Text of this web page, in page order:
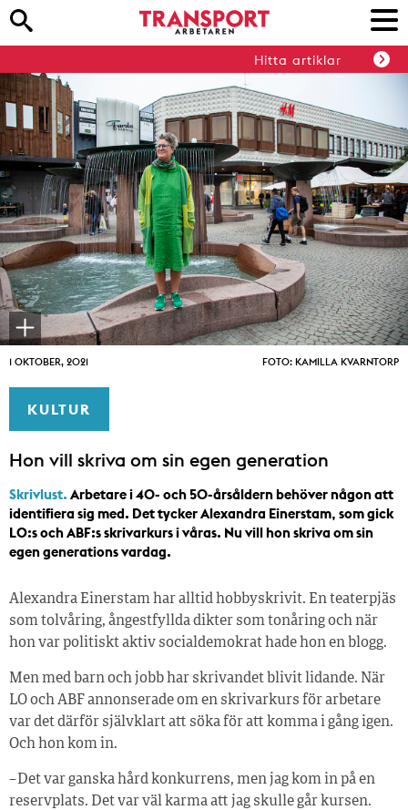
Hitta artiklar
1 OKTOBER, 2021 FOTO: KAMILLA KVARNTORP
KULTUR
Hon vill skriva om sin egen generation
Skrivlust. Arbetare i 40- och 50-årsåldern behöver någon att
identifiera sig med. Det tycker Alexandra Einerstam, som gick
LO:s och ABF:s skrivarkurs i våras. Nu vill hon skriva om sin
egen generations vardag.
Alexandra Einerstam har alltid hobbyskrivit. En teaterpjäs
som tolvåring, ångestfyllda dikter som tonåring och när
hon var politiskt aktiv socialdemokrat hade hon en blogg.
Men med barn och jobb har skrivandet blivit lidande. När
LO och ABF annonserade om en skrivarkurs för arbetare
var det därför självklart att söka för att komma i gång igen.
Och hon kom in.
– Det var ganska hård konkurrens, men jag kom in på en
reservplats. Det var väl karma att jag skulle går kursen.